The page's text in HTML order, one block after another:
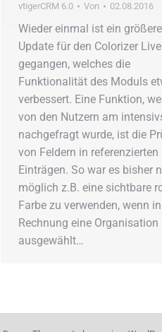
vtigerCRM 6.0 Von 02.08.2016
Wieder einmal ist ein
Update für den Colorizer Live
gegangen, welches die
Funktionalität des Moduls
verbessert. Eine Funktion,
von den Nutzern am
nachgefragt wurde, ist die
von Feldern in referenzierten
Einträgen. So war es bisher
möglich z.B. eine sichtbare
Farbe zu verwenden, wenn
Rechnung eine Organisation
ausgewählt…